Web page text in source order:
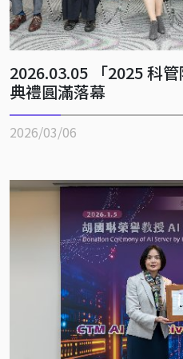
2026.03.05 「2025 科
典禮圓滿落幕
2026/03/06